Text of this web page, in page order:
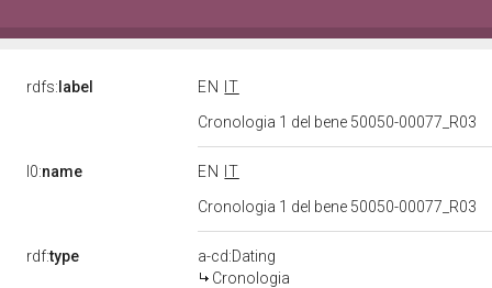
rdfs: label EN
IT
Cronologia 1 del bene 50050-00077_R03
l0:name EN
IT
Cronologia 1 del bene 50050-00077_R03
rdf:type
a-cd:Dating
Cronologia